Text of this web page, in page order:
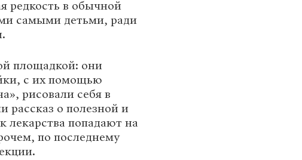
редкость в обычной
самыми детьми, ради
площадкой: они
с их помощью
рисовали себя в
о полезной и
лекарства попадают на
по последнему